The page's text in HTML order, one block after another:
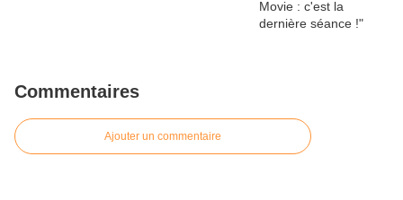
Commentaires
Ajouter un commentaire